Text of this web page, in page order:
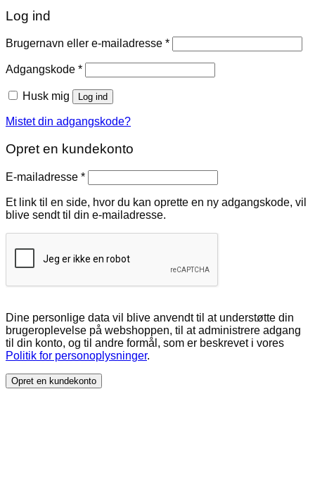
Log ind
Brugernavn eller e-mailadresse *Påkrævet
Adgangskode *Påkrævet
Husk mig Log ind
Mistet din adgangskode?
Opret en kundekonto
E-mailadresse *Påkrævet
Et link til en side, hvor du kan oprette en ny adgangskode, vil
blive sendt til din e-mailadresse.
Dine personlige data vil blive anvendt til at understøtte din
brugeroplevelse på webshoppen, til at administrere adgang
til din konto, og til andre formål, som er beskrevet i vores
Politik for personoplysninger.
Opret en kundekonto